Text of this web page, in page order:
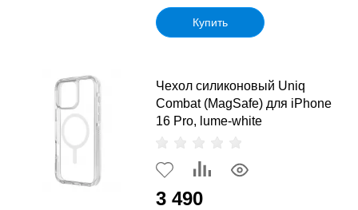
Купить
Чехол силиконовый Uniq
Combat (MagSafe) для iPhone
16 Pro, lume-white
3 490